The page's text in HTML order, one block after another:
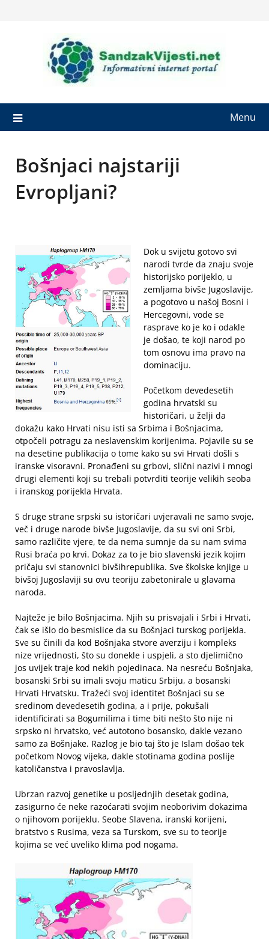
Menu
Bošnjaci najstariji
Evropljani?
Dok u svijetu gotovo svi
narodi tvrde da znaju svoje
historijsko porijeklo, u
zemljama bivše Jugoslavije,
a pogotovo u našoj Bosni i
Hercegovni, vode se
rasprave ko je ko i odakle
je došao, te koji narod po
tom osnovu ima pravo na
dominaciju.
Početkom devedesetih
godina hrvatski su
historičari, u želji da
dokažu kako Hrvati nisu isti sa Srbima i Bošnjacima,
otpočeli potragu za neslavenskim korijenima. Pojavile su se
na desetine publikacija o tome kako su svi Hrvati došli s
iranske visoravni. Pronađeni su grbovi, slični nazivi i mnogi
drugi elementi koji su trebali potvrditi teorije velikih seoba
i iranskog porijekla Hrvata.
S druge strane srpski su istoričari uvjeravali ne samo svoje,
več i druge narode bivše Jugoslavije, da su svi oni Srbi,
samo različite vjere, te da nema sumnje da su nam svima
Rusi braća po krvi. Dokaz za to je bio slavenski jezik kojim
pričaju svi stanovnici bivšihrepublika. Sve školske knjige u
bivšoj Jugoslaviji su ovu teoriju zabetonirale u glavama
naroda.
Najteže je bilo Bošnjacima. Njih su prisvajali i Srbi i Hrvati,
čak se išlo do besmislice da su Bošnjaci turskog porijekla.
Sve su činili da kod Bošnjaka stvore averziju i kompleks
nize vrijednosti, što su donekle i uspjeli, a sto djelimično
jos uvijek traje kod nekih pojedinaca. Na nesreću Bošnjaka,
bosanski Srbi su imali svoju maticu Srbiju, a bosanski
Hrvati Hrvatsku. Tražeći svoj identitet Bošnjaci su se
sredinom devedesetih godina, a i prije, pokušali
identificirati sa Bogumilima i time biti nešto što nije ni
srpsko ni hrvatsko, već autotono bosansko, dakle vezano
samo za Bošnjake. Razlog je bio taj što je Islam došao tek
početkom Novog vijeka, dakle stotinama godina poslije
katoličanstva i pravoslavlja.
Ubrzan razvoj genetike u posljednjih desetak godina,
zasigurno će neke razoćarati svojim neoborivim dokazima
o njihovom porijeklu. Seobe Slavena, iranski korijeni,
bratstvo s Rusima, veza sa Turskom, sve su to teorije
kojima se već uveliko klima pod nogama.